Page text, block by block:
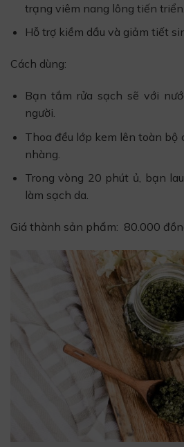
trạng viêm nang lông tiến triển.
Hỗ trợ kiềm dầu và giảm tiết
Cách dùng:
Bạn tắm rửa sạch sẽ với
người.
Thoa đều lớp kem lên toàn bộ
nhàng.
Trong vòng 20 phút ủ, bạn
làm sạch da.
Giá thành sản phẩm: 80.000